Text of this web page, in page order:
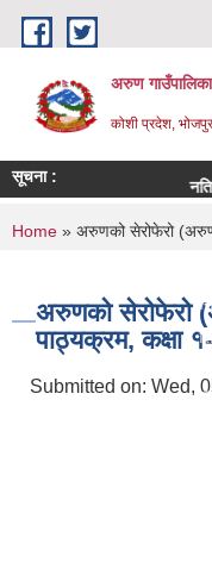
Skip to main content
अरुण
कोशी प्रदेश,
सूचना :
सेवा
You are
Home » अरुणको सेरोफेरो (अरुण
अरुणको सेरोफेरो
पाठ्यक्रम, कक्षा
Submitted on: Wed,